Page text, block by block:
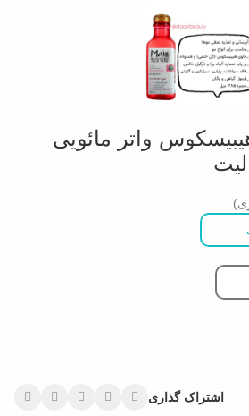
واتر مائویی
اشتراک گذاری